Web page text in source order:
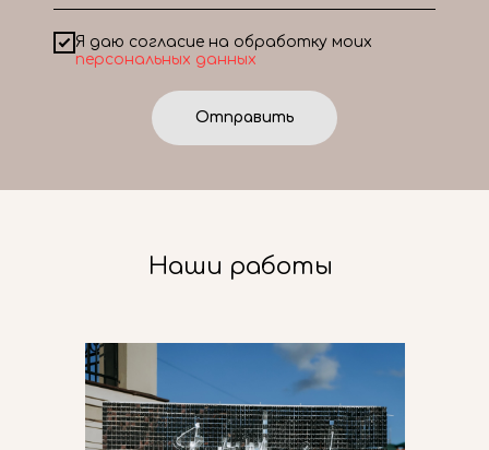
Я даю согласие на обработку моих
персональных данных
Отправить
Наши работы